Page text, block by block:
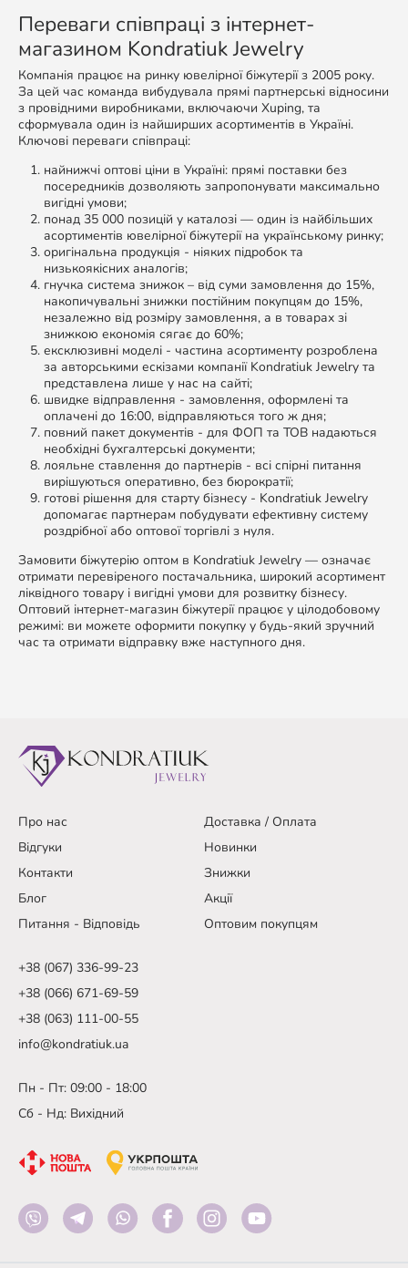
Переваги співпраці з інтернет-
магазином Kondratiuk Jewelry
Компанія працює на ринку ювелірної біжутерії з 2005 року.
За цей час команда вибудувала прямі партнерські відносини
з провідними виробниками, включаючи Xuping, та
сформувала один із найширших асортиментів в Україні.
Ключові переваги співпраці:
найнижчі оптові ціни в Україні: прямі поставки без
посередників дозволяють запропонувати максимально
вигідні умови;
понад 35 000 позицій у каталозі — один із найбільших
асортиментів ювелірної біжутерії на українському ринку;
оригінальна продукція - ніяких підробок та
низькоякісних аналогів;
гнучка система знижок – від суми замовлення до 15%,
накопичувальні знижки постійним покупцям до 15%,
незалежно від розміру замовлення, а в товарах зі
знижкою економія сягає до 60%;
ексклюзивні моделі - частина асортименту розроблена
за авторськими ескізами компанії Kondratiuk Jewelry та
представлена ​​лише у нас на сайті;
швидке відправлення - замовлення, оформлені та
оплачені до 16:00, відправляються того ж дня;
повний пакет документів - для ФОП та ТОВ надаються
необхідні бухгалтерські документи;
лояльне ставлення до партнерів - всі спірні питання
вирішуються оперативно, без бюрократії;
готові рішення для старту бізнесу - Kondratiuk Jewelry
допомагає партнерам побудувати ефективну систему
роздрібної або оптової торгівлі з нуля.
Замовити біжутерію оптом в Kondratiuk Jewelry — означає
отримати перевіреного постачальника, широкий асортимент
ліквідного товару і вигідні умови для розвитку бізнесу.
Оптовий інтернет-магазин біжутерії працює у цілодобовому
режимі: ви можете оформити покупку у будь-який зручний
час та отримати відправку вже наступного дня.
Про нас
Доставка / Оплата
Відгуки
Новинки
Контакти
Знижки
Блог
Акції
Питання - Відповідь
Оптовим покупцям
+38 (067) 336-99-23
+38 (066) 671-69-59
+38 (063) 111-00-55
info@kondratiuk.ua
Пн - Пт: 09:00 - 18:00
Сб - Нд: Вихідний